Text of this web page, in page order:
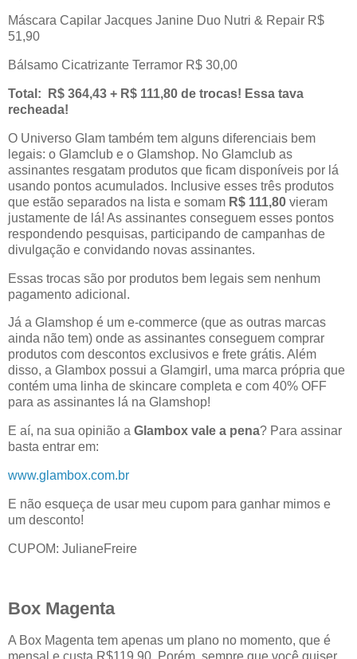
Máscara Capilar Jacques Janine Duo Nutri & Repair R$
51,90
Bálsamo Cicatrizante Terramor R$ 30,00
Total:
R$ 364,43 + R$ 111,80 de trocas! Essa tava
recheada!
O Universo Glam também tem alguns diferenciais bem
legais: o Glamclub e o Glamshop. No Glamclub as
assinantes resgatam produtos que ficam disponíveis por lá
usando pontos acumulados. Inclusive esses três produtos
que estão separados na lista e somam R$ 111,80 vieram
justamente de lá! As assinantes conseguem esses pontos
respondendo pesquisas, participando de campanhas de
divulgação e convidando novas assinantes.
Essas trocas são por produtos bem legais sem nenhum
pagamento adicional.
Já a Glamshop é um e-commerce (que as outras marcas
ainda não tem) onde as assinantes conseguem comprar
produtos com descontos exclusivos e frete grátis. Além
disso, a Glambox possui a Glamgirl, uma marca própria que
contém uma linha de skincare completa e com 40% OFF
para as assinantes lá na Glamshop!
E aí, na sua opinião a Glambox vale a pena? Para assinar
basta entrar em:
www.glambox.com.br
E não esqueça de usar meu cupom para ganhar mimos e
um desconto!
CUPOM: JulianeFreire
Box Magenta
A Box Magenta tem apenas um plano no momento, que é